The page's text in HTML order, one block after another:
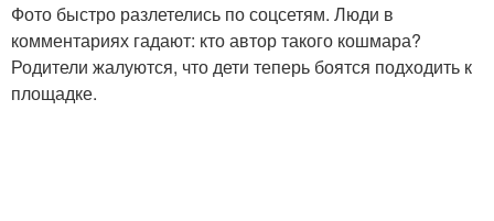
Фото быстро разлетелись по соцсетям. Люди в
комментариях гадают: кто автор такого кошмара?
Родители жалуются, что дети теперь боятся подходить к
площадке.